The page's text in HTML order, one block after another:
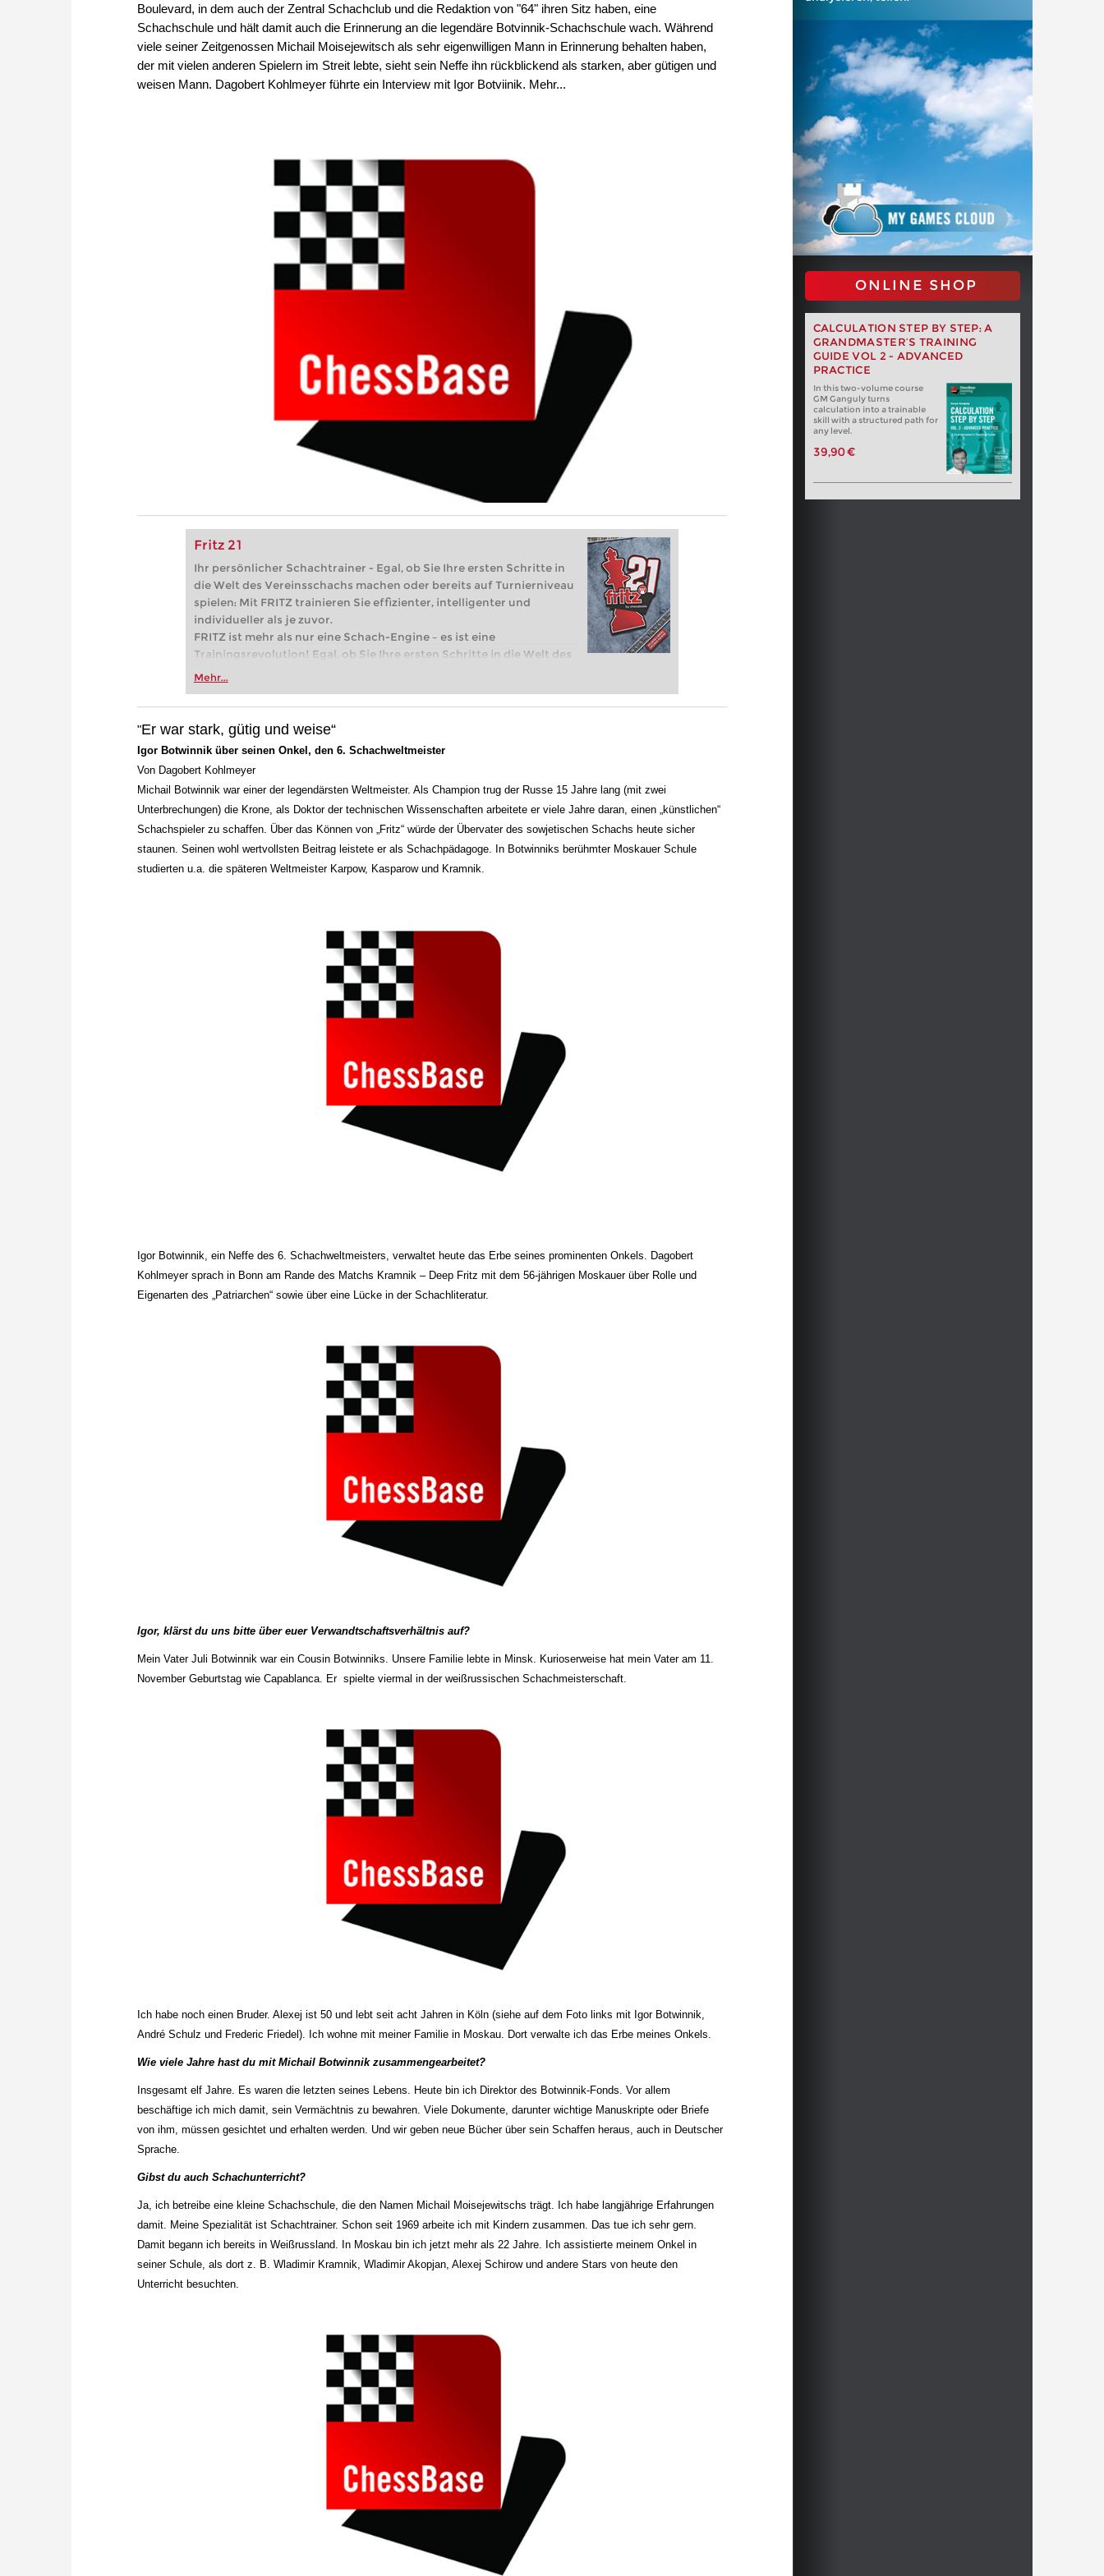
Boulevard, in dem auch der Zentral Schachclub und die Redaktion von "64" ihren Sitz haben, eine
Schachschule und hält damit auch die Erinnerung an die legendäre Botvinnik-Schachschule wach. Während
viele seiner Zeitgenossen Michail Moisejewitsch als sehr eigenwilligen Mann in Erinnerung behalten haben,
der mit vielen anderen Spielern im Streit lebte, sieht sein Neffe ihn rückblickend als starken, aber gütigen und
weisen Mann. Dagobert Kohlmeyer führte ein Interview mit Igor Botviinik. Mehr...
Fritz 21
Ihr persönlicher Schachtrainer - Egal, ob Sie Ihre ersten Schritte in
die Welt des Vereinsschachs machen oder bereits auf Turnierniveau
spielen: Mit FRITZ trainieren Sie effizienter, intelligenter und
individueller als je zuvor.
FRITZ ist mehr als nur eine Schach-Engine – es ist eine
Trainingsrevolution! Egal, ob Sie Ihre ersten Schritte in die Welt des
Vereinsschachs machen oder bereits auf Turnierniveau spielen: Mit
zuvor.
Mehr...
ONLINE SHOP
CALCULATION STEP BY STEP: A
GRANDMASTER’S TRAINING
GUIDE VOL 2 - ADVANCED
PRACTICE
In this two-volume course
GM Ganguly turns
calculation into a trainable
skill with a structured path for
any level.
39,90 €
"Er war stark, gütig und weise“
Igor Botwinnik über seinen Onkel, den 6. Schachweltmeister
Von Dagobert Kohlmeyer
Michail Botwinnik war einer der legendärsten Weltmeister. Als Champion trug der Russe 15 Jahre lang (mit zwei
Unterbrechungen) die Krone, als Doktor der technischen Wissenschaften arbeitete er viele Jahre daran, einen „künstlichen“
Schachspieler zu schaffen. Über das Können von „Fritz“ würde der Übervater des sowjetischen Schachs heute sicher
staunen. Seinen wohl wertvollsten Beitrag leistete er als Schachpädagoge. In Botwinniks berühmter Moskauer Schule
studierten u.a. die späteren Weltmeister Karpow, Kasparow und Kramnik.
Igor Botwinnik, ein Neffe des 6. Schachweltmeisters, verwaltet heute das Erbe seines prominenten Onkels. Dagobert
Kohlmeyer sprach in Bonn am Rande des Matchs Kramnik – Deep Fritz mit dem 56-jährigen Moskauer über Rolle und
Eigenarten des „Patriarchen“ sowie über eine Lücke in der Schachliteratur.
Igor, klärst du uns bitte über euer Verwandtschaftsverhältnis auf?
Mein Vater Juli Botwinnik war ein Cousin Botwinniks. Unsere Familie lebte in Minsk. Kurioserweise hat mein Vater am 11.
November Geburtstag wie Capablanca. Er spielte viermal in der weißrussischen Schachmeisterschaft.
Ich habe noch einen Bruder. Alexej ist 50 und lebt seit acht Jahren in Köln (siehe auf dem Foto links mit Igor Botwinnik,
André Schulz und Frederic Friedel). Ich wohne mit meiner Familie in Moskau. Dort verwalte ich das Erbe meines Onkels.
Wie viele Jahre hast du mit Michail Botwinnik zusammengearbeitet?
Insgesamt elf Jahre. Es waren die letzten seines Lebens. Heute bin ich Direktor des Botwinnik-Fonds. Vor allem
beschäftige ich mich damit, sein Vermächtnis zu bewahren. Viele Dokumente, darunter wichtige Manuskripte oder Briefe
von ihm, müssen gesichtet und erhalten werden. Und wir geben neue Bücher über sein Schaffen heraus, auch in Deutscher
Sprache.
Gibst du auch Schachunterricht?
Ja, ich betreibe eine kleine Schachschule, die den Namen Michail Moisejewitschs trägt. Ich habe langjährige Erfahrungen
damit. Meine Spezialität ist Schachtrainer. Schon seit 1969 arbeite ich mit Kindern zusammen. Das tue ich sehr gern.
Damit begann ich bereits in Weißrussland. In Moskau bin ich jetzt mehr als 22 Jahre. Ich assistierte meinem Onkel in
seiner Schule, als dort z. B. Wladimir Kramnik, Wladimir Akopjan, Alexej Schirow und andere Stars von heute den
Unterricht besuchten.